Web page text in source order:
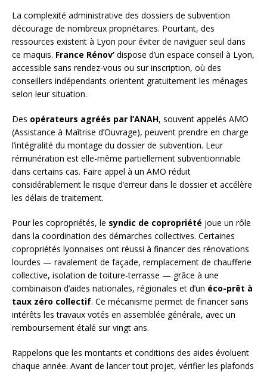
La complexité administrative des dossiers de subvention
décourage de nombreux propriétaires. Pourtant, des
ressources existent à Lyon pour éviter de naviguer seul dans
ce maquis. France Rénov’ dispose d’un espace conseil à Lyon,
accessible sans rendez-vous ou sur inscription, où des
conseillers indépendants orientent gratuitement les ménages
selon leur situation.
Des opérateurs agréés par l’ANAH, souvent appelés AMO
(Assistance à Maîtrise d’Ouvrage), peuvent prendre en charge
l’intégralité du montage du dossier de subvention. Leur
rémunération est elle-même partiellement subventionnable
dans certains cas. Faire appel à un AMO réduit
considérablement le risque d’erreur dans le dossier et accélère
les délais de traitement.
Pour les copropriétés, le syndic de copropriété joue un rôle
dans la coordination des démarches collectives. Certaines
copropriétés lyonnaises ont réussi à financer des rénovations
lourdes — ravalement de façade, remplacement de chaufferie
collective, isolation de toiture-terrasse — grâce à une
combinaison d’aides nationales, régionales et d’un éco-prêt à
taux zéro collectif. Ce mécanisme permet de financer sans
intérêts les travaux votés en assemblée générale, avec un
remboursement étalé sur vingt ans.
Rappelons que les montants et conditions des aides évoluent
chaque année. Avant de lancer tout projet, vérifier les plafonds